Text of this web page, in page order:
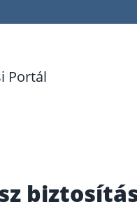
Portál